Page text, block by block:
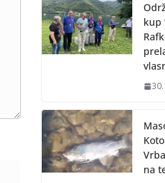
kup
30.
na